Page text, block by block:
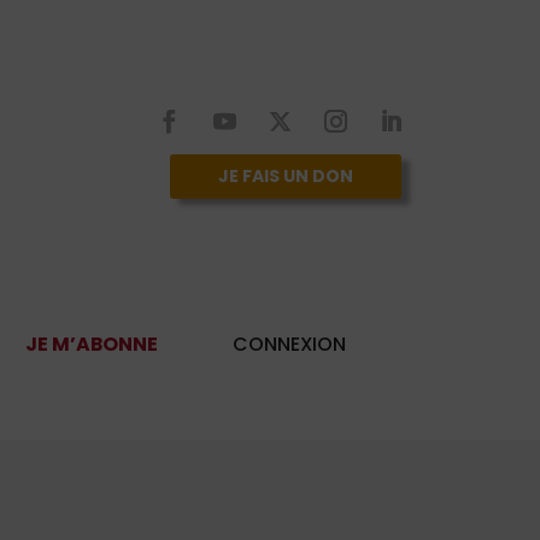
JE FAIS UN DON
JE M’ABONNE CONNEXION